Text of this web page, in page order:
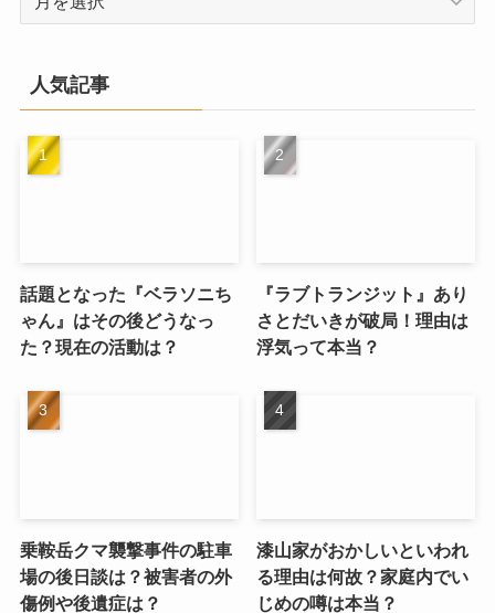
ブ
人気記事
話題となった『ベラソニち
ゃん』はその後どうなっ
た？現在の活動は？
『ラブトランジット』あり
さとだいきが破局！理由は
浮気って本当？
乗鞍岳クマ襲撃事件の駐車
場の後日談は？被害者の外
傷例や後遺症は？
漆山家がおかしいといわれ
る理由は何故？家庭内でい
じめの噂は本当？